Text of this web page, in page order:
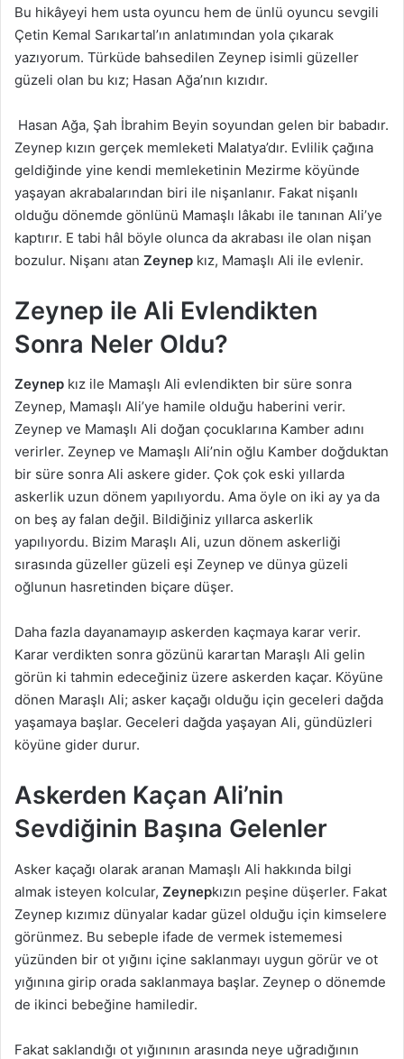
Bu hikâyeyi hem usta oyuncu hem de ünlü oyuncu sevgili
Çetin Kemal Sarıkartal’ın anlatımından yola çıkarak
yazıyorum. Türküde bahsedilen Zeynep isimli güzeller
güzeli olan bu kız; Hasan Ağa’nın kızıdır.
Hasan Ağa, Şah İbrahim Beyin soyundan gelen bir babadır.
Zeynep kızın gerçek memleketi Malatya’dır. Evlilik çağına
geldiğinde yine kendi memleketinin Mezirme köyünde
yaşayan akrabalarından biri ile nişanlanır. Fakat nişanlı
olduğu dönemde gönlünü Mamaşlı lâkabı ile tanınan Ali’ye
kaptırır. E tabi hâl böyle olunca da akrabası ile olan nişan
bozulur. Nişanı atan Zeynep kız, Mamaşlı Ali ile evlenir.
Zeynep ile Ali Evlendikten
Sonra Neler Oldu?
Zeynep kız ile Mamaşlı Ali evlendikten bir süre sonra
Zeynep, Mamaşlı Ali’ye hamile olduğu haberini verir.
Zeynep ve Mamaşlı Ali doğan çocuklarına Kamber adını
verirler. Zeynep ve Mamaşlı Ali’nin oğlu Kamber doğduktan
bir süre sonra Ali askere gider. Çok çok eski yıllarda
askerlik uzun dönem yapılıyordu. Ama öyle on iki ay ya da
on beş ay falan değil. Bildiğiniz yıllarca askerlik
yapılıyordu. Bizim Maraşlı Ali, uzun dönem askerliği
sırasında güzeller güzeli eşi Zeynep ve dünya güzeli
oğlunun hasretinden biçare düşer.
Daha fazla dayanamayıp askerden kaçmaya karar verir.
Karar verdikten sonra gözünü karartan Maraşlı Ali gelin
görün ki tahmin edeceğiniz üzere askerden kaçar. Köyüne
dönen Maraşlı Ali; asker kaçağı olduğu için geceleri dağda
yaşamaya başlar. Geceleri dağda yaşayan Ali, gündüzleri
köyüne gider durur.
Askerden Kaçan Ali’nin
Sevdiğinin Başına Gelenler
Asker kaçağı olarak aranan Mamaşlı Ali hakkında bilgi
almak isteyen kolcular, Zeynepkızın peşine düşerler. Fakat
Zeynep kızımız dünyalar kadar güzel olduğu için kimselere
görünmez. Bu sebeple ifade de vermek istememesi
yüzünden bir ot yığını içine saklanmayı uygun görür ve ot
yığınına girip orada saklanmaya başlar. Zeynep o dönemde
de ikinci bebeğine hamiledir.
Fakat saklandığı ot yığınının arasında neye uğradığının